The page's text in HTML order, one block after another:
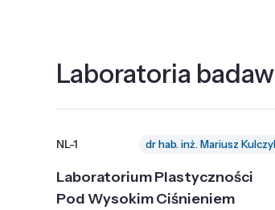
Laboratoria
NL-1 dr hab. inż. Mariusz
Laboratorium Plastyczności
Pod Wysokim Ciśnieniem